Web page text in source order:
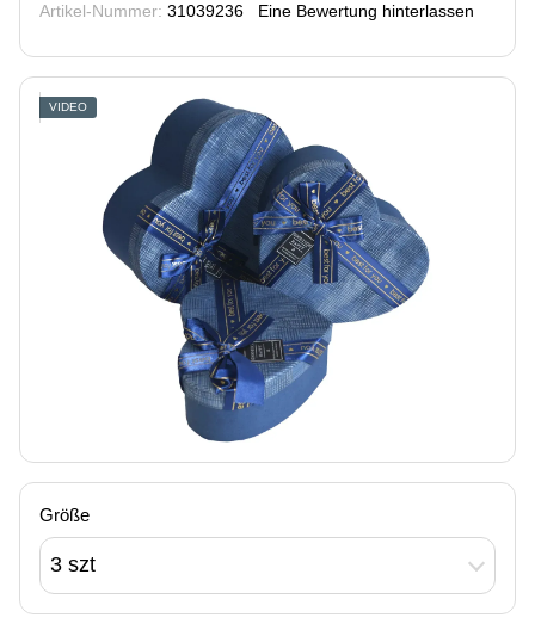
Artikel-Nummer: 31039236 Eine Bewertung hinterlassen
VIDEO
Größe
3 szt